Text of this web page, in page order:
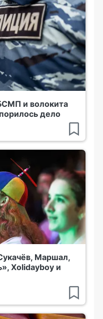
и волокита
дело
Маршал,
Xolidayboy и